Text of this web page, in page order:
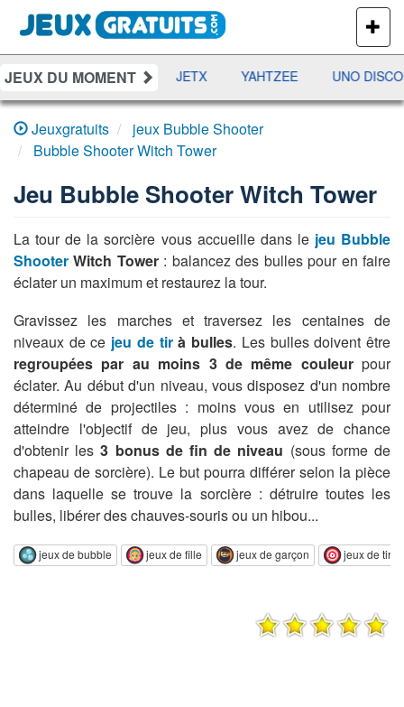
PLUS
DE
JEUX
JEUX DU MOMENT
DAMES RAMI JETX YAHTZEE UNO DISCO
Jeuxgratuits
jeux Bubble Shooter
Bubble Shooter Witch Tower
Jeu Bubble Shooter Witch Tower
La tour de la sorcière vous accueille dans le jeu Bubble
Shooter Witch Tower: balancez des bulles pour en faire
éclater un maximum et restaurez la tour.
Gravissez les marches et traversez les centaines de
niveaux de ce jeu de tirà bulles. Les bulles doivent être
regroupées par au moins 3 de même couleurpour
éclater. Au début d'un niveau, vous disposez d'un nombre
déterminé de projectiles : moins vous en utilisez pour
atteindre l'objectif de jeu, plus vous avez de chance
d'obtenir les3 bonus de fin de niveau (sous forme de
chapeau de sorcière). Le but pourra différer selon la pièce
dans laquelle se trouve la sorcière : détruire toutes les
bulles, libérer des chauves-souris ou un hibou...
jeux de bubble jeux de fille jeux de garçon jeux de tir